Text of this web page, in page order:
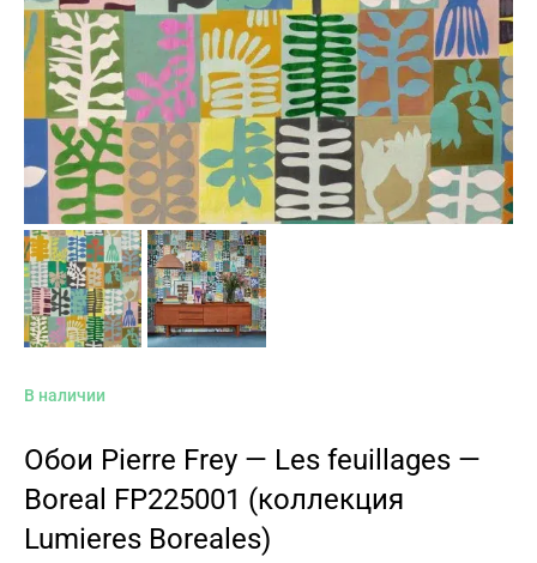
В наличии
Обои Pierre Frey — Les feuillages —
Boreal FP225001 (коллекция
Lumieres Boreales)